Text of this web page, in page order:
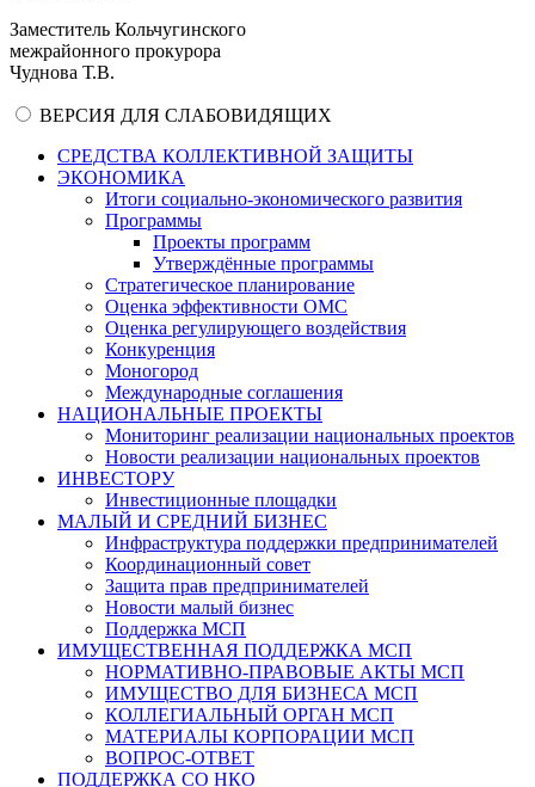
Заместитель Кольчугинского
межрайонного прокурора
Чуднова Т.В.
ВЕРСИЯ ДЛЯ СЛАБОВИДЯЩИХ
СРЕДСТВА КОЛЛЕКТИВНОЙ ЗАЩИТЫ
ЭКОНОМИКА
Итоги социально-экономического развития
Программы
Проекты программ
Утверждённые программы
Стратегическое планирование
Оценка эффективности ОМС
Оценка регулирующего воздействия
Конкуренция
Моногород
Международные соглашения
НАЦИОНАЛЬНЫЕ ПРОЕКТЫ
Мониторинг реализации национальных проектов
Новости реализации национальных проектов
ИНВЕСТОРУ
Инвестиционные площадки
МАЛЫЙ И СРЕДНИЙ БИЗНЕС
Инфраструктура поддержки предпринимателей
Координационный совет
Защита прав предпринимателей
Новости малый бизнес
Поддержка МСП
ИМУЩЕСТВЕННАЯ ПОДДЕРЖКА МСП
НОРМАТИВНО-ПРАВОВЫЕ АКТЫ МСП
ИМУЩЕСТВО ДЛЯ БИЗНЕСА МСП
КОЛЛЕГИАЛЬНЫЙ ОРГАН МСП
МАТЕРИАЛЫ КОРПОРАЦИИ МСП
ВОПРОС-ОТВЕТ
ПОДДЕРЖКА СО НКО